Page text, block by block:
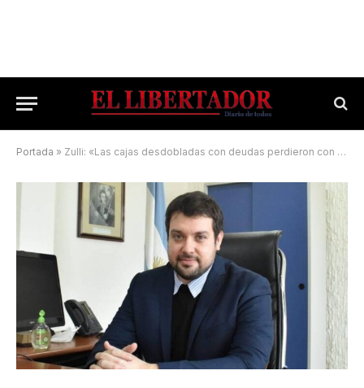
Portada » Zulli: «Las cajas desdobladas con deudas perdieron con el veto»